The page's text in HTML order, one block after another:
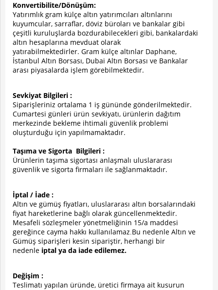
Konvertibilite/Dönüşüm:
Yatırımlık gram külçe altın yatırımcıları altınlarını
kuyumcular, sarraflar, döviz büroları ve bankalar gibi
çeşitli kuruluşlarda bozdurabilecekleri gibi, bankalardaki
altın hesaplarına mevduat olarak
yatırabilmektedirler.Gram külçe altınlar Daphane,
İstanbul Altın Borsası, Dubai Altın Borsası ve Bankalar
arası piyasalarda işlem görebilmektedir.
Sevkiyat Bilgileri :
Siparişleriniz ortalama 1 iş gününde gönderilmektedir.
Cumartesi günleri ürün sevkiyatı, ürünlerin dağıtım
merkezinde bekleme ihtimali güvenlik problemi
oluşturduğu için yapılmamaktadır.
Taşıma ve Sigorta Bilgileri :
Ürünlerin taşıma sigortası anlaşmalı uluslararası
güvenlik ve sigorta firmaları ile sağlanmaktadır.
İptal / İade :
Altın ve gümüş fiyatları, uluslararası altın borsalarındaki
fiyat hareketlerine bağlı olarak güncellenmektedir.
Mesafeli sözleşmeler yönetmeliğinin 15/a maddesi
gereğince cayma hakkı kullanılamaz.Bu nedenle Altın ve
Gümüş siparişleri kesin sipariştir, herhangi bir
nedenle iptal ya da iade edilemez.
Değişim :
Teslimatı yapılan üründe, üretici firmaya ait kusurun